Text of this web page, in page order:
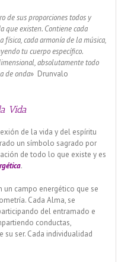
de sus proporciones todos y
que existen. Contiene cada
cada armonía de la música,
tu cuerpo específico.
absolutamente todo
de onda» Drunvalo
Vida
de la vida y del espíritu
un símbolo sagrado por
de todo lo que existe y es
.
un campo energético que se
Cada Alma, se
del entramado e
conductas,
ser. Cada individualidad